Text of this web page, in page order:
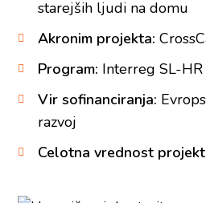
starejših ljudi na domu
Akronim projekta:
Program: Interreg SL-HR
Vir sofinanciranja:
razvoj
Celotna vrednost